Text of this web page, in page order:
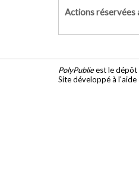
Actions réservées
PolyPublieest le dépôt
Site développé à